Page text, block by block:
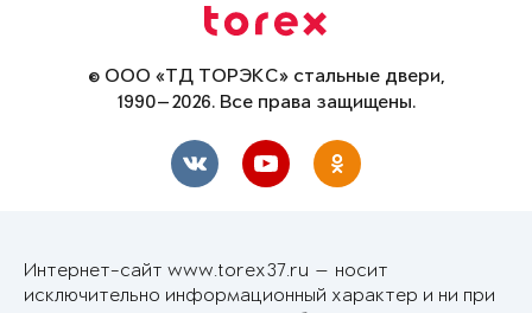
© ООО «ТД ТОРЭКС» стальные двери,
1990—2026. Все права защищены.
Интернет-сайт www.torex37.ru — носит
исключительно информационный характер и ни при